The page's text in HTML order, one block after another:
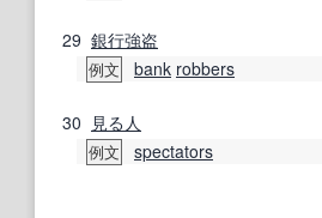
29 銀行強盗
例文 bank robbers
30 見る人
例文 spectators